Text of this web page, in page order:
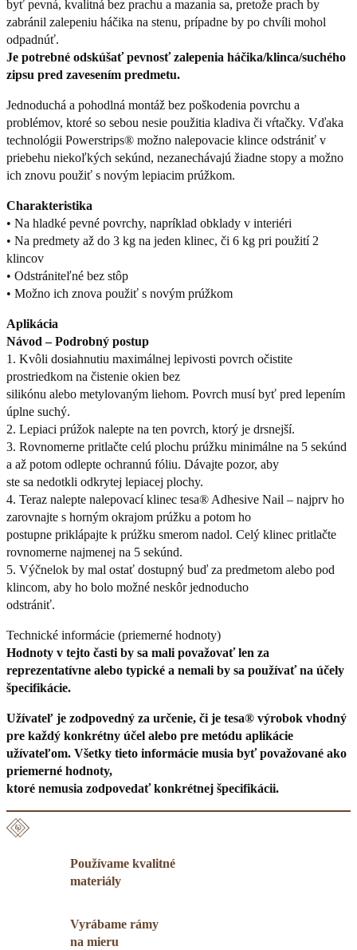
byť pevná, kvalitná bez prachu a mazania sa, pretože prach by
zabránil zalepeniu háčika na stenu, prípadne by po chvíli mohol
odpadnúť.
Je potrebné odskúšať pevnosť zalepenia háčika/klinca/suchého
zipsu pred zavesením predmetu.
Jednoduchá a pohodlná montáž bez poškodenia povrchu a
problémov, ktoré so sebou nesie použitia kladiva či vŕtačky. Vďaka
technológii Powerstrips® možno nalepovacie klince odstrániť v
priebehu niekoľkých sekúnd, nezanechávajú žiadne stopy a možno
ich znovu použiť s novým lepiacim prúžkom.
Charakteristika
• Na hladké pevné povrchy, napríklad obklady v interiéri
• Na predmety až do 3 kg na jeden klinec, či 6 kg pri použití 2
klincov
• Odstrániteľné bez stôp
• Možno ich znova použiť s novým prúžkom
Aplikácia
Návod – Podrobný postup
1. Kvôli dosiahnutiu maximálnej lepivosti povrch očistite
prostriedkom na čistenie okien bez
silikónu alebo metylovaným liehom. Povrch musí byť pred lepením
úplne suchý.
2. Lepiaci prúžok nalepte na ten povrch, ktorý je drsnejší.
3. Rovnomerne pritlačte celú plochu prúžku minimálne na 5 sekúnd
a až potom odlepte ochrannú fóliu. Dávajte pozor, aby
ste sa nedotkli odkrytej lepiacej plochy.
4. Teraz nalepte nalepovací klinec tesa® Adhesive Nail – najprv ho
zarovnajte s horným okrajom prúžku a potom ho
postupne priklápajte k prúžku smerom nadol. Celý klinec pritlačte
rovnomerne najmenej na 5 sekúnd.
5. Výčnelok by mal ostať dostupný buď za predmetom alebo pod
klincom, aby ho bolo možné neskôr jednoducho
odstrániť.
Technické informácie (priemerné hodnoty)
Hodnoty v tejto časti by sa mali považovať len za
reprezentatívne alebo typické a nemali by sa používať na účely
špecifikácie.
Užívateľ je zodpovedný za určenie, či je tesa® výrobok vhodný
pre každý konkrétny účel alebo pre metódu aplikácie
užívateľom. Všetky tieto informácie musia byť považované ako
priemerné hodnoty,
ktoré nemusia zodpovedať konkrétnej špecifikácii.
Používame kvalitné
materiály
Vyrábame rámy
na mieru